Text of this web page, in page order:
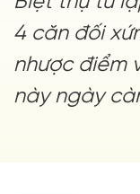
4 căn đối
nhược điểm
này ngày